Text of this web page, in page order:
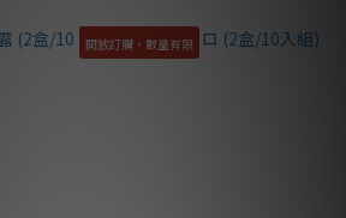
開放訂購，數量有限